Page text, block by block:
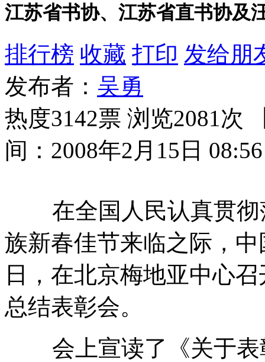
江苏省书协、江苏省直书协及
排行榜 收藏 打印 发给朋
发布者： 吴勇
热度3142票 浏览2081次
间：2008年2月15日 08:56
在全国人民认真贯彻
族新春佳节来临之际，
日，在北京梅地亚中心
总结表彰会。
会上宣读了《关于表